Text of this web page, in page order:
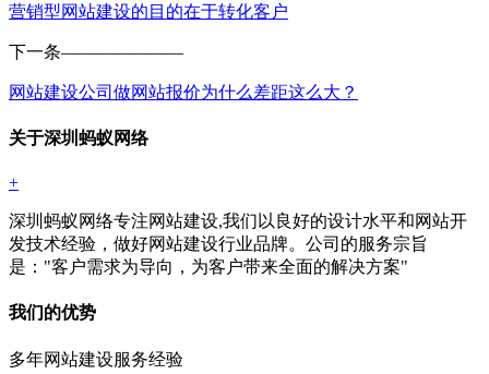
营销型网站建设的目的在于转化客户
下一条———————
网站建设公司做网站报价为什么差距这么大？
关于深圳蚂蚁网络
+
深圳蚂蚁网络专注网站建设,我们以良好的设计水平和网站开
发技术经验，做好网站建设行业品牌。公司的服务宗旨
是："客户需求为导向，为客户带来全面的解决方案"
我们的优势
多年网站建设服务经验